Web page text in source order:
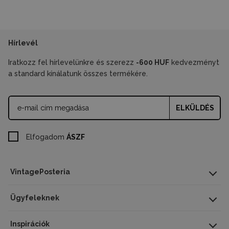
VintagePosteria
Ügyfeleknek
Inspirációk
Hírlevél
Iratkozz fel hírlevelünkre és szerezz -600 HUF kedvezményt
a standard kínálatunk összes termékére.
ELKÜLDÉS
Elfogadom ÁSZF